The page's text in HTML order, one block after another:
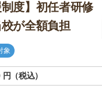
制度】初任者研修
が全額負担
象
（税込）